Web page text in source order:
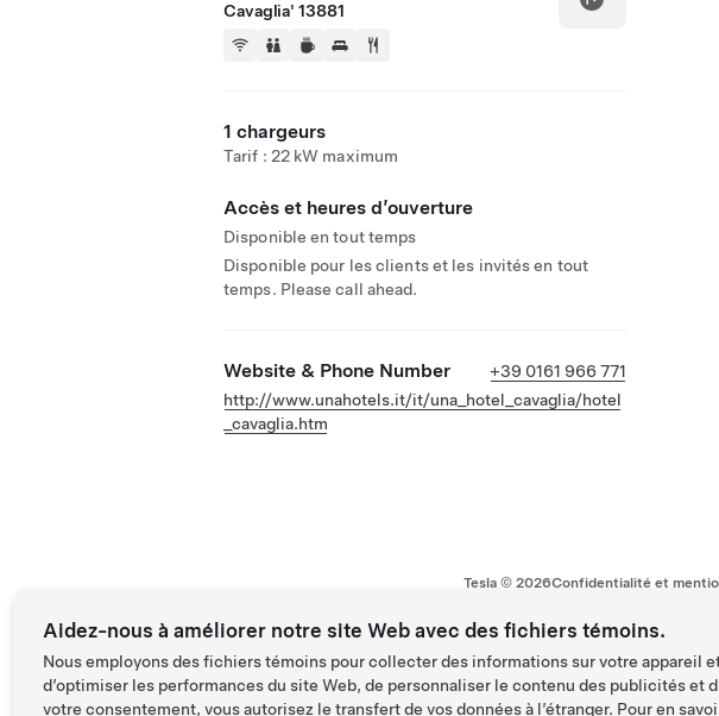
Cavaglia' 13881
1 chargeurs
Tarif : 22 kW maximum
Accès et heures d’ouverture
Disponible en tout temps
Disponible pour les clients et les invités en tout
temps. Please call ahead.
Website & Phone Number
+39 0161 966 771
http://www.unahotels.it/it/una_hotel_cavaglia/hotel
_cavaglia.htm
Tesla © 2026Confidentialité et
Aidez-nous à améliorer notre site Web avec des fichiers témoins.
Nous employons des fichiers témoins pour collecter des informations sur votre appareil
d’optimiser les performances du site Web, de personnaliser le contenu des publicités et
votre consentement, vous autorisez le transfert de vos données à l’étranger. Pour en